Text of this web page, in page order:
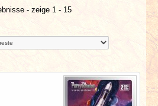
- zeige 1 - 15